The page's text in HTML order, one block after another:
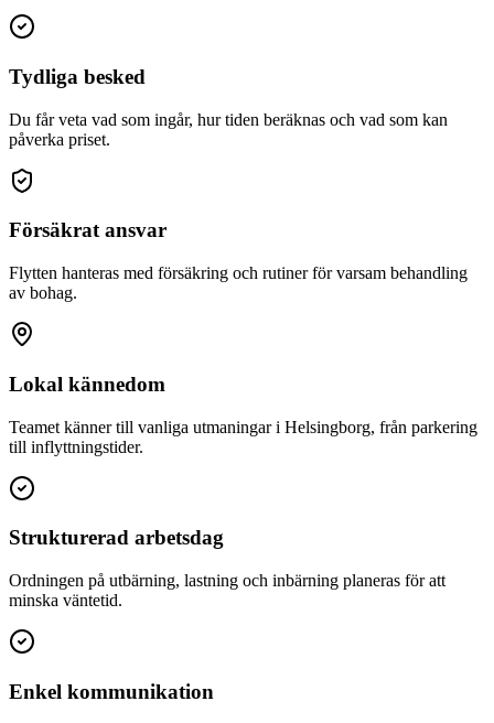
Tydliga besked
Du får veta vad som ingår, hur tiden beräknas och vad som kan
påverka priset.
Försäkrat ansvar
Flytten hanteras med försäkring och rutiner för varsam behandling
av bohag.
Lokal kännedom
Teamet känner till vanliga utmaningar i Helsingborg, från parkering
till inflyttningstider.
Strukturerad arbetsdag
Ordningen på utbärning, lastning och inbärning planeras för att
minska väntetid.
Enkel kommunikation